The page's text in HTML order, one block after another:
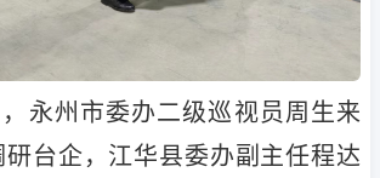
永州市委办二级巡视员周生来
台企，江华县委办副主任程达